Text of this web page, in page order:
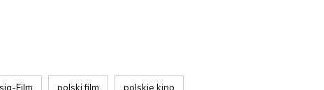
Film polski film polskie kino